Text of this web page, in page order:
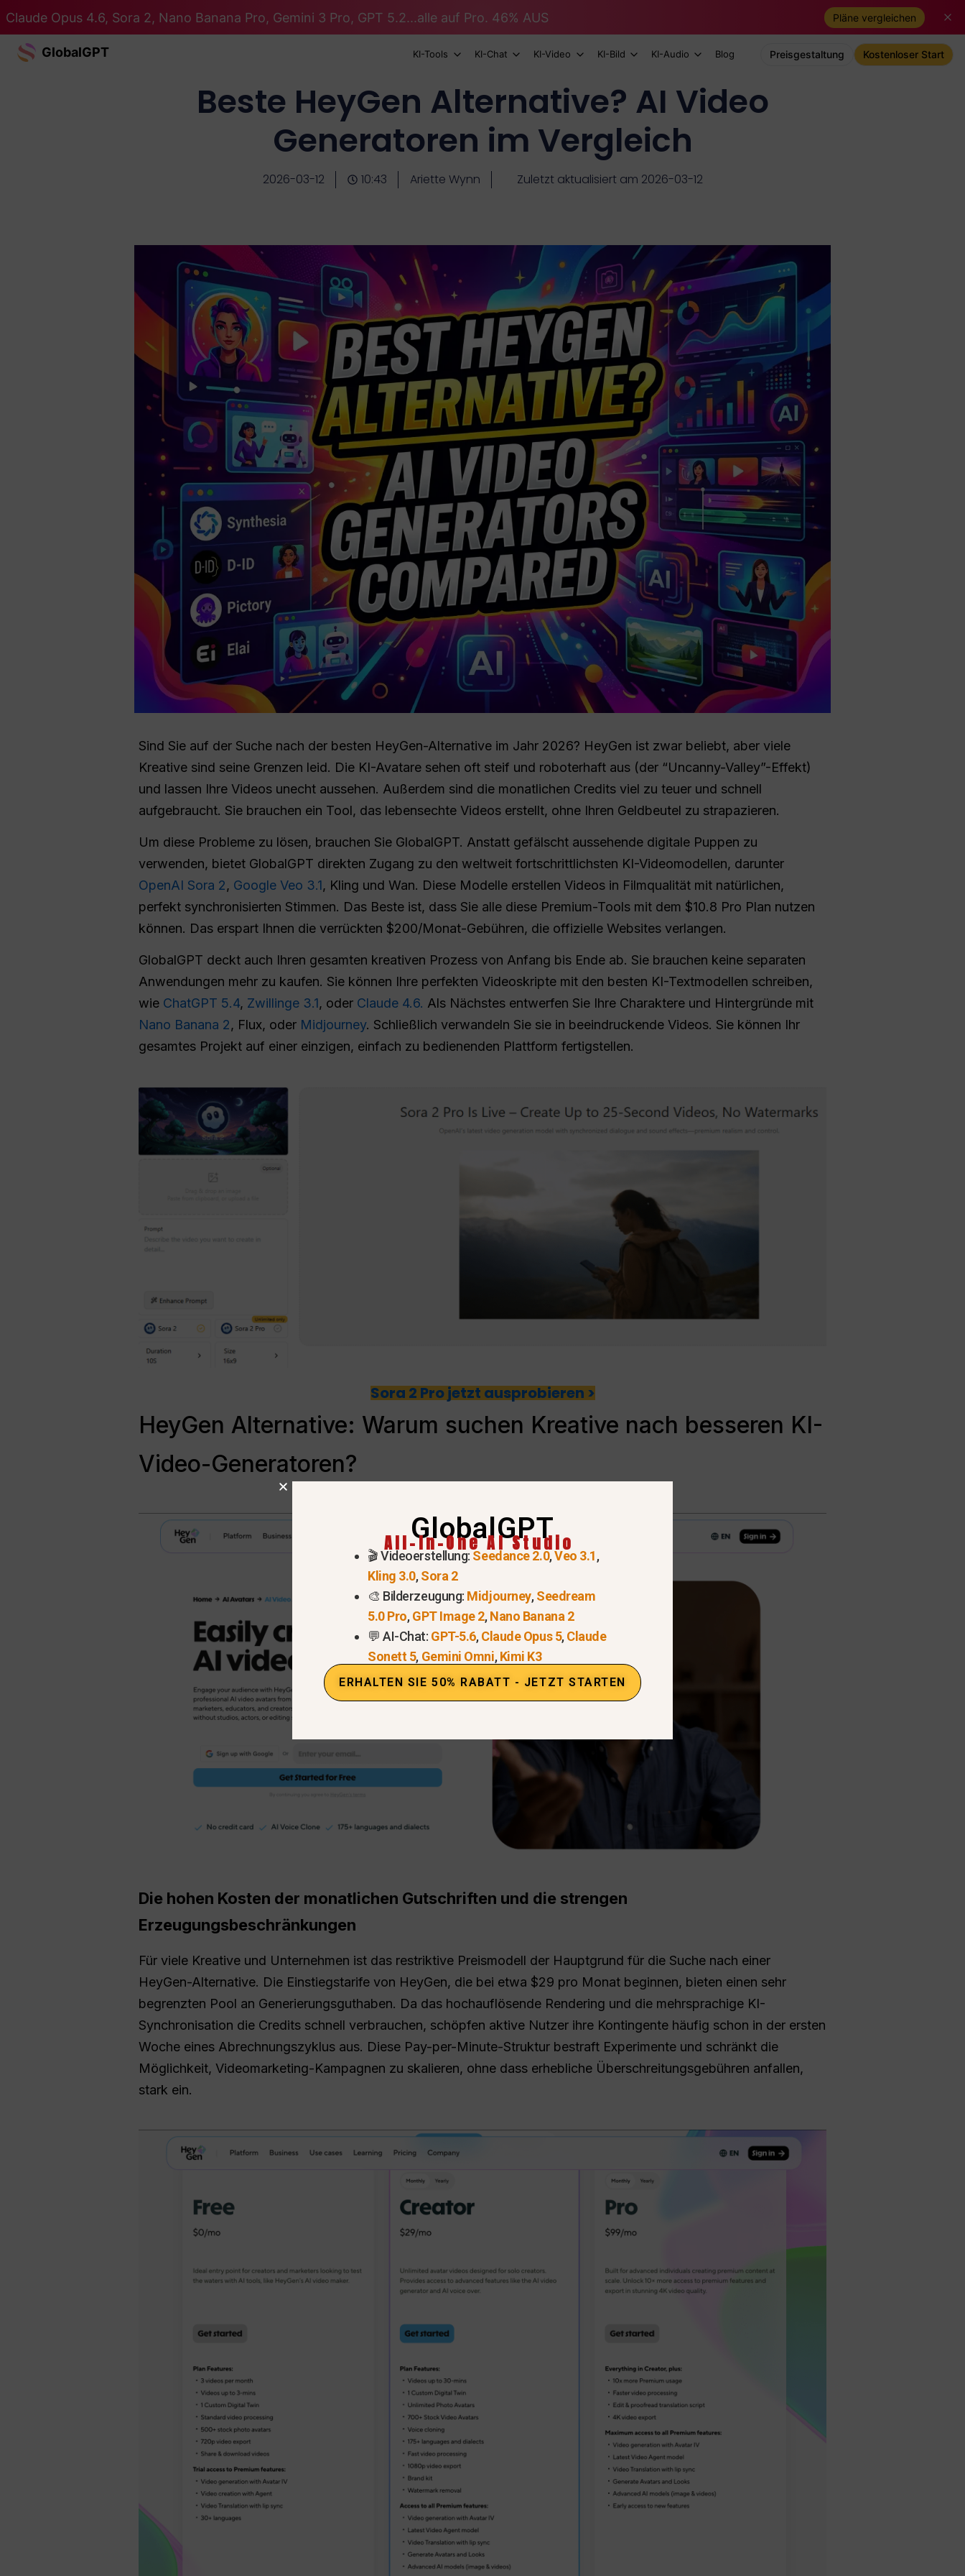
Claude Opus 4.6, Sora 2, Nano Banana Pro, Gemini 3 Pro, GPT 5.2...alle auf Pro. 46% AUS Pläne vergleichen
GlobalGPT KI-Tools KI-Chat KI-Video KI-Bild KI-Audio Blog Preisgestaltung Kostenloser Start
Beste HeyGen Alternative? AI Video
Generatoren im Vergleich
2026-03-12 10:43 Ariette Wynn Zuletzt aktualisiert am 2026-03-12
Sind Sie auf der Suche nach der besten HeyGen-Alternative im Jahr 2026? HeyGen ist zwar beliebt, aber viele
Kreative sind seine Grenzen leid. Die KI-Avatare sehen oft steif und roboterhaft aus (der “Uncanny-Valley”-Effekt)
und lassen Ihre Videos unecht aussehen. Außerdem sind die monatlichen Credits viel zu teuer und schnell
aufgebraucht. Sie brauchen ein Tool, das lebensechte Videos erstellt, ohne Ihren Geldbeutel zu strapazieren.
Um diese Probleme zu lösen, brauchen Sie GlobalGPT. Anstatt gefälscht aussehende digitale Puppen zu
verwenden, bietet GlobalGPT direkten Zugang zu den weltweit fortschrittlichsten KI-Videomodellen, darunter
OpenAI Sora 2, Google Veo 3.1, Kling und Wan. Diese Modelle erstellen Videos in Filmqualität mit natürlichen,
perfekt synchronisierten Stimmen. Das Beste ist, dass Sie alle diese Premium-Tools mit dem $10.8 Pro Plan nutzen
können. Das erspart Ihnen die verrückten $200/Monat-Gebühren, die offizielle Websites verlangen.
GlobalGPT deckt auch Ihren gesamten kreativen Prozess von Anfang bis Ende ab. Sie brauchen keine separaten
Anwendungen mehr zu kaufen. Sie können Ihre perfekten Videoskripte mit den besten KI-Textmodellen schreiben,
wie ChatGPT 5.4, Zwillinge 3.1, oder Claude 4.6. Als Nächstes entwerfen Sie Ihre Charaktere und Hintergründe mit
Nano Banana 2, Flux, oder Midjourney. Schließlich verwandeln Sie sie in beeindruckende Videos. Sie können Ihr
gesamtes Projekt auf einer einzigen, einfach zu bedienenden Plattform fertigstellen.
Sora 2 Pro jetzt ausprobieren >
HeyGen Alternative: Warum suchen Kreative nach besseren KI-
Video-Generatoren?
Die hohen Kosten der monatlichen Gutschriften und die strengen
Erzeugungsbeschränkungen
Für viele Kreative und Unternehmen ist das restriktive Preismodell der Hauptgrund für die Suche nach einer
HeyGen-Alternative. Die Einstiegstarife von HeyGen, die bei etwa $29 pro Monat beginnen, bieten einen sehr
begrenzten Pool an Generierungsguthaben. Da das hochauflösende Rendering und die mehrsprachige KI-
Synchronisation die Credits schnell verbrauchen, schöpfen aktive Nutzer ihre Kontingente häufig schon in der ersten
Woche eines Abrechnungszyklus aus. Diese Pay-per-Minute-Struktur bestraft Experimente und schränkt die
Möglichkeit, Videomarketing-Kampagnen zu skalieren, ohne dass erhebliche Überschreitungsgebühren anfallen,
stark ein.
GlobalGPT
All-In-One AI Studio
🎬 Videoerstellung: Seedance 2.0,Veo 3.1,
Kling 3.0,Sora 2
🎨 Bilderzeugung: Midjourney,Seedream
5.0 Pro,GPT Image 2,Nano Banana 2
💬 AI-Chat: GPT-5.6,Claude Opus 5,Claude
Sonett 5, Gemini Omni,Kimi K3
ERHALTEN SIE 50% RABATT - JETZT STARTEN